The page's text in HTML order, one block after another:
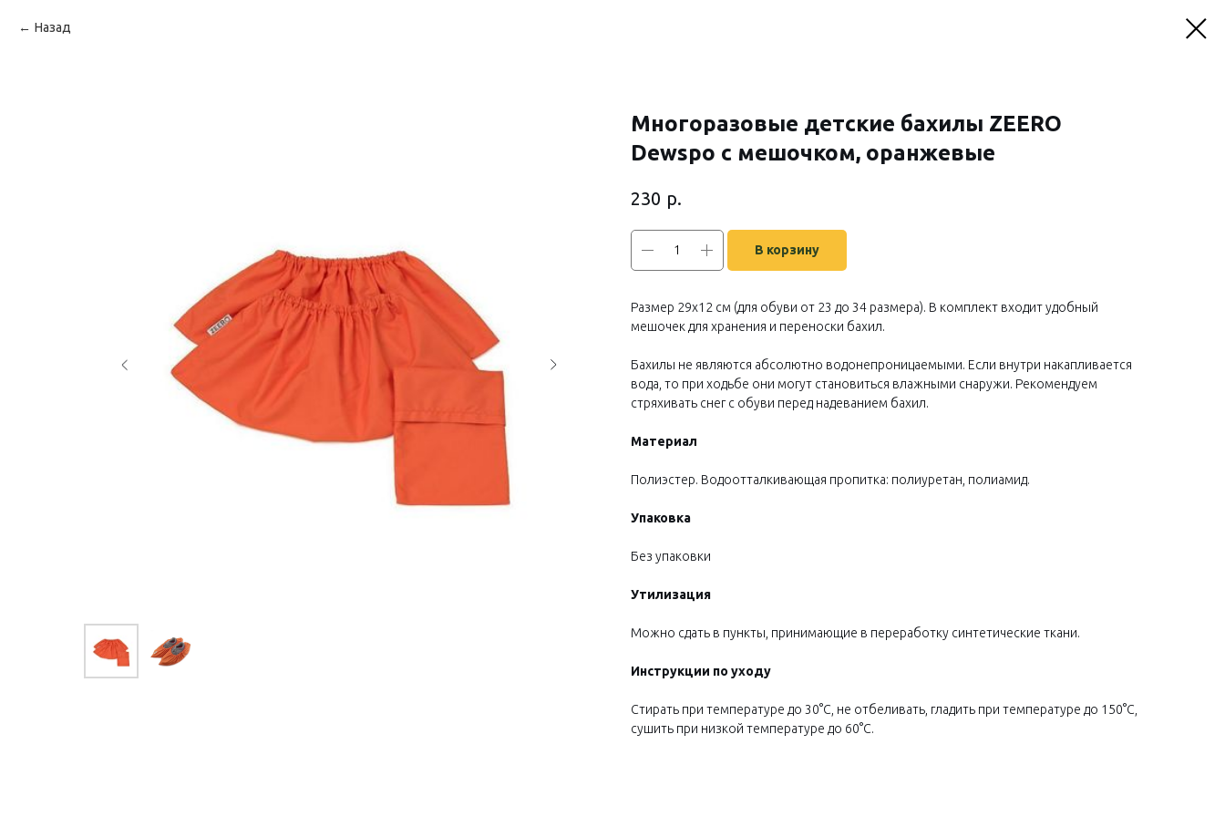
Назад
Многоразовые детские бахилы ZEERO
Dewspo с мешочком, оранжевые
230 р.
В корзину
Размер 29х12 см (для обуви от 23 до 34 размера). В комплект входит удобный
мешочек для хранения и переноски бахил.
Бахилы не являются абсолютно водонепроницаемыми. Если внутри накапливается
вода, то при ходьбе они могут становиться влажными снаружи. Рекомендуем
стряхивать снег с обуви перед надеванием бахил.
Материал
Полиэстер. Водоотталкивающая пропитка: полиуретан, полиамид.
Упаковка
Без упаковки
Утилизация
Можно сдать в пункты, принимающие в переработку синтетические ткани.
Инструкции по уходу
Стирать при температуре до 30°C, не отбеливать, гладить при температуре до 150°C,
сушить при низкой температуре до 60°C.